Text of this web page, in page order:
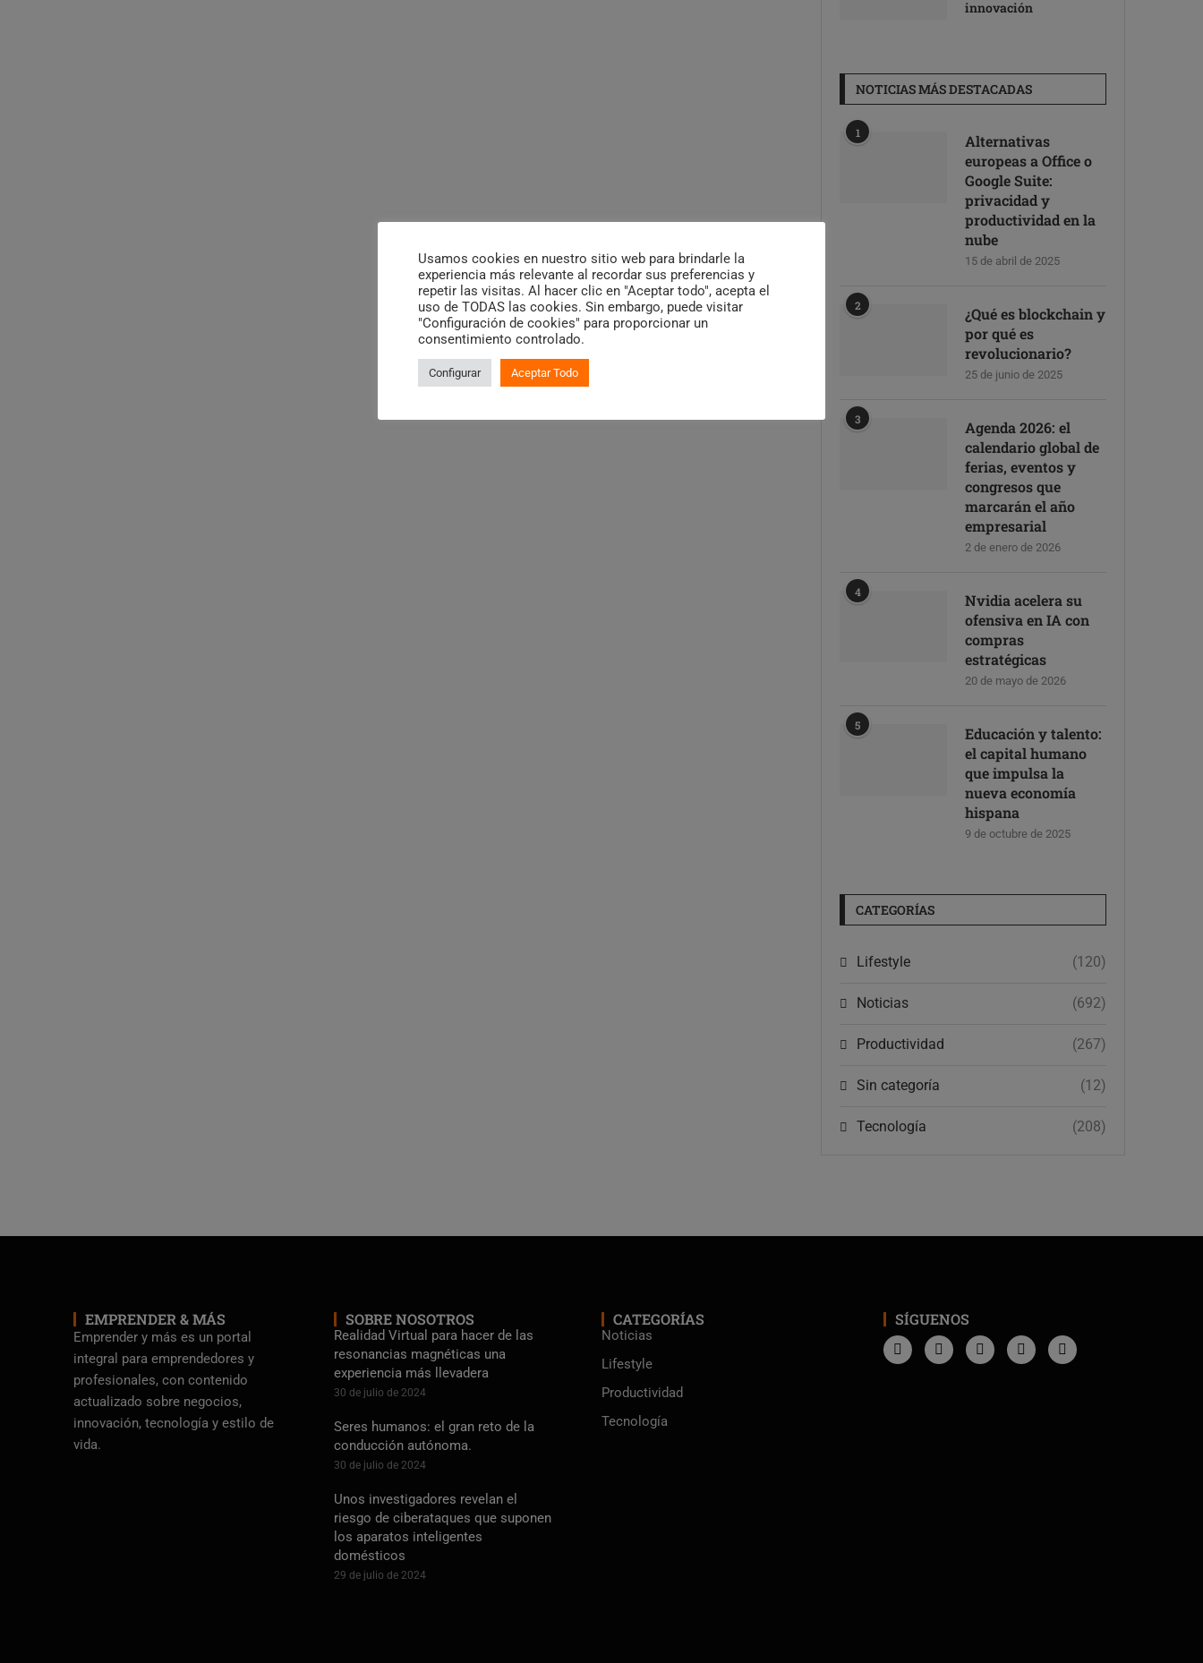
innovación
NOTICIAS MÁS DESTACADAS
1
Alternativas
europeas a Office o
Google Suite:
privacidad y
productividad en la
nube
15 de abril de 2025
2
¿Qué es blockchain y
por qué es
revolucionario?
25 de junio de 2025
3
Agenda 2026: el
calendario global de
ferias, eventos y
congresos que
marcarán el año
empresarial
2 de enero de 2026
4
Nvidia acelera su
ofensiva en IA con
compras
estratégicas
20 de mayo de 2026
5
Educación y talento:
el capital humano
que impulsa la
nueva economía
hispana
9 de octubre de 2025
CATEGORÍAS
Lifestyle (120)
Noticias (692)
Productividad (267)
Sin categoría (12)
Tecnología (208)
EMPRENDER & MÁS
Emprender y más es un portal
integral para emprendedores y
profesionales, con contenido
actualizado sobre negocios,
innovación, tecnología y estilo de
vida.
SOBRE NOSOTROS
Realidad Virtual para hacer de las
resonancias magnéticas una
experiencia más llevadera
30 de julio de 2024
Seres humanos: el gran reto de la
conducción autónoma.
30 de julio de 2024
Unos investigadores revelan el
riesgo de ciberataques que suponen
los aparatos inteligentes
domésticos
29 de julio de 2024
CATEGORÍAS
Noticias
Lifestyle
Productividad
Tecnología
SÍGUENOS
Usamos cookies en nuestro sitio web para brindarle la
experiencia más relevante al recordar sus preferencias y
repetir las visitas. Al hacer clic en "Aceptar todo", acepta el
uso de TODAS las cookies. Sin embargo, puede visitar
"Configuración de cookies" para proporcionar un
consentimiento controlado.
Configurar Aceptar Todo